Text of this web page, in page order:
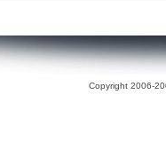
Copyright 2006-